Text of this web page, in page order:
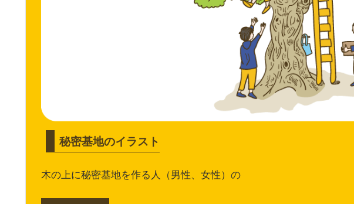
秘密基地のイラスト
木の上に秘密基地を作る人（男性、女性）の